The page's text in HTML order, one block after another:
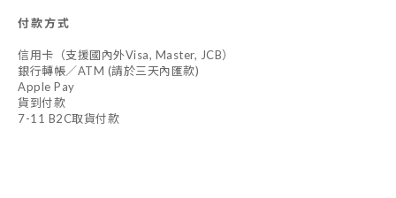
付款方式
信用卡（支援國內外Visa, Master, JCB）
銀行轉帳／ATM (請於三天內匯款)
Apple Pay
貨到付款
7-11 B2C取貨付款